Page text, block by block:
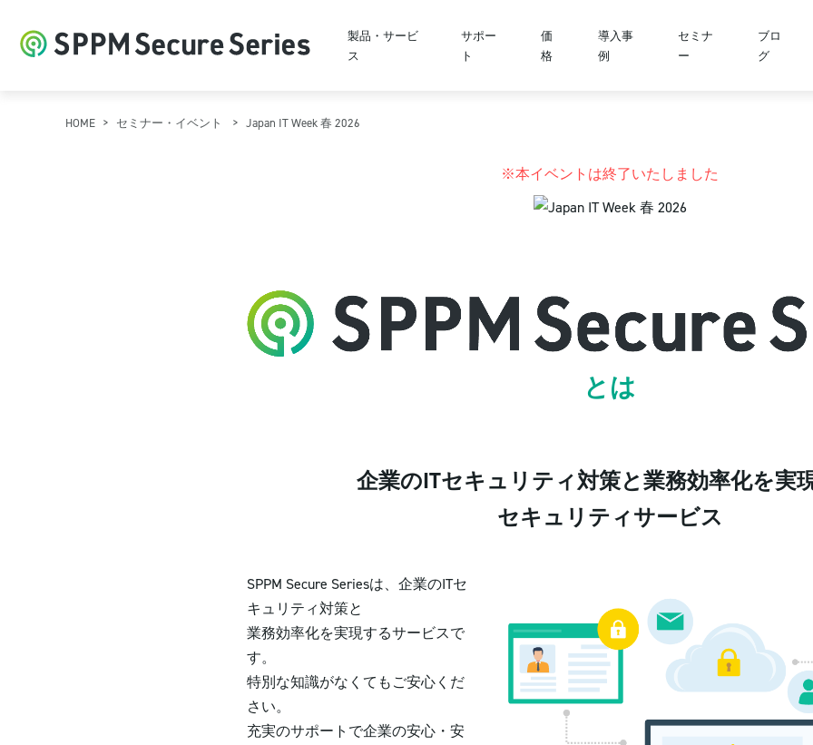
製品・サービ
ス
サポー
ト
価
格
導入事
例
セミナ
ー
ブロ
グ
HOME セミナー・イベント Japan IT Week 春 2026
※本イベントは終了いたしました
とは
企業のITセキュリティ対策と業務効率化を実
セキュリティサービス
SPPM Secure Seriesは、企業のITセ
キュリティ対策と
業務効率化を実現するサービスで
す。
特別な知識がなくてもご安心くだ
さい。
充実のサポートで企業の安心・安